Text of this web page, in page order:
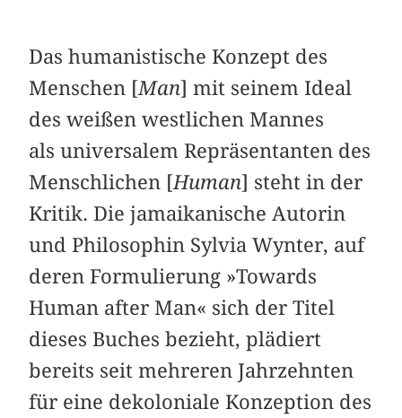
Das humanistische Konzept des
Menschen [Man] mit seinem Ideal
des weißen westlichen Mannes
als universalem Repräsentanten des
Menschlichen [Human] steht in der
Kritik. Die jamaikanische Autorin
und Philosophin Sylvia Wynter, auf
deren Formulierung »Towards
Human after Man« sich der Titel
dieses Buches bezieht, plädiert
bereits seit mehreren Jahrzehnten
für eine dekoloniale Konzeption des